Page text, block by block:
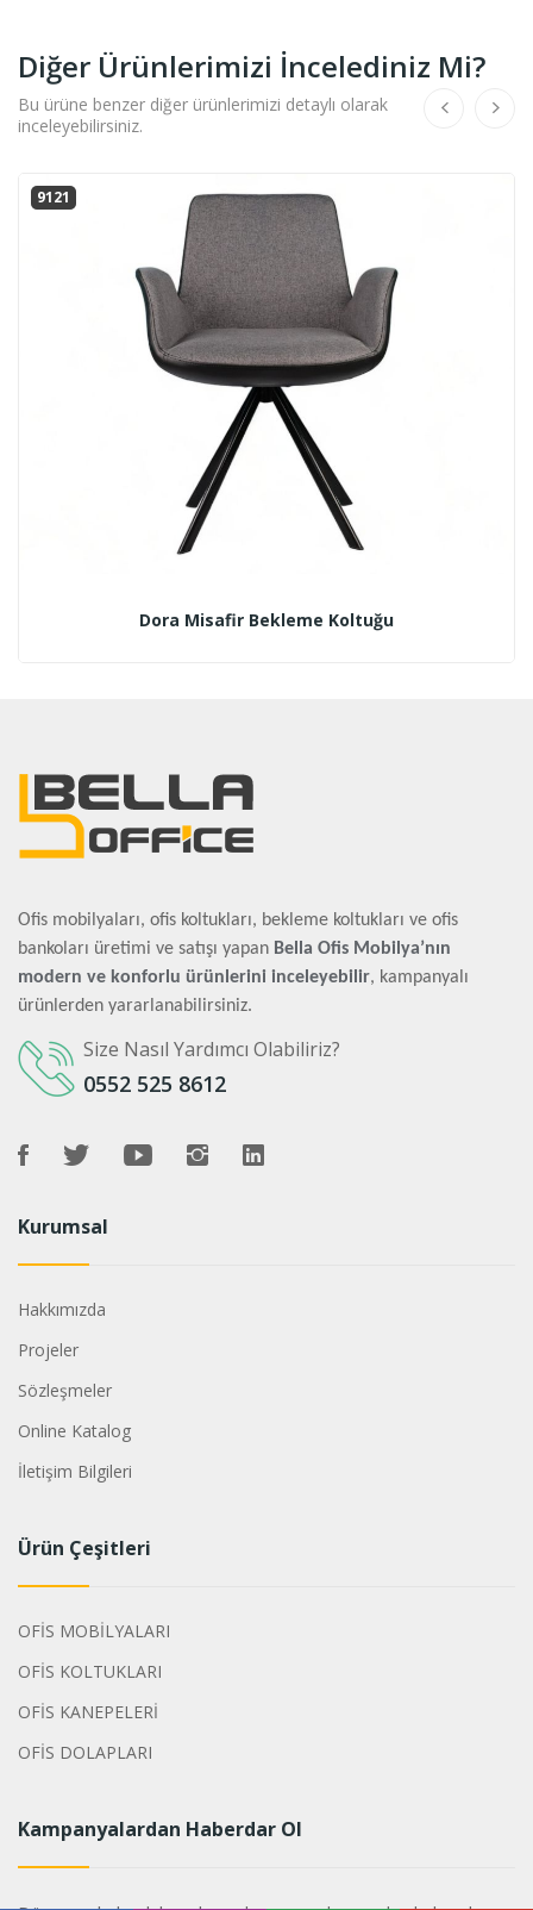
Diğer Ürünlerimizi İncelediniz Mi?
Bu ürüne benzer diğer ürünlerimizi detaylı olarak
inceleyebilirsiniz.
9121
Dora Misafir Bekleme Koltuğu
Ofis mobilyaları, ofis koltukları, bekleme koltukları ve ofis
bankoları üretimi ve satışı yapan Bella Ofis Mobilya’nın
modern ve konforlu ürünlerini inceleyebilir, kampanyalı
ürünlerden yararlanabilirsiniz.
Size Nasıl Yardımcı Olabiliriz?
0552 525 8612
Kurumsal
Hakkımızda
Projeler
Sözleşmeler
Online Katalog
İletişim Bilgileri
Ürün Çeşitleri
OFİS MOBİLYALARI
OFİS KOLTUKLARI
OFİS KANEPELERİ
OFİS DOLAPLARI
Kampanyalardan Haberdar Ol